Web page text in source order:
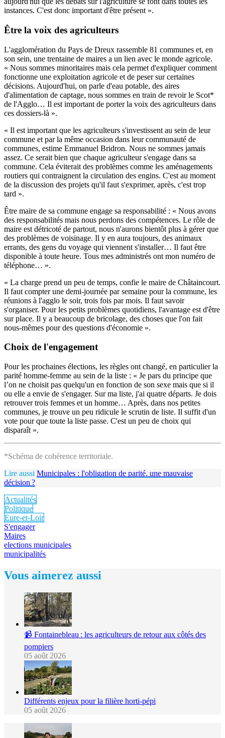
instances. C'est donc important d'être présent ».
Être la voix des agriculteurs
L'agglomération du Pays de Dreux rassemble 81 communes et, en
son sein, une trentaine de maires a un lien avec le monde agricole.
« Nous sommes minoritaires mais cela permet d'expliquer comment
fonctionne une exploitation agricole et de peser sur certaines
décisions. Aujourd'hui, on parle d'eau potable, des aires
d'alimentation de captage, nous sommes en train de revoir le Scot*
de l'Agglo… Il est important de porter la voix des agriculteurs dans
ces dossiers-là ».
« Il est important que les agriculteurs s'investissent au sein de leur
commune et par la même occasion dans leur communauté de
communes, estime Emmanuel Bridron. Nous ne sommes jamais
assez. Ce serait bien que chaque agriculteur s'engage dans sa
commune. Cela éviterait des problèmes comme les aménagements
routiers qui contraignent la circulation des engins. C'est au moment
de la discussion des projets qu'il faut s'exprimer, après, c'est trop
tard ».
Être maire de sa commune engage sa responsabilité : « Nous avons
des responsabilités mais nous perdons des compétences. Le rôle de
maire est détricoté de partout, nous n'aurons bientôt plus à gérer que
des problèmes de voisinage. Il y en aura toujours, des animaux
errants, des gens du voyage qui viennent s'installer… Il faut être
disponible à toute heure. Tous mes administrés ont mon numéro de
téléphone… ».
« La charge prend un peu de temps, confie le maire de Châtaincourt.
Il faut compter une demi-journée par semaine pour la commune, les
réunions à l'agglo le soir, trois fois par mois. Il faut savoir
s'organiser. Pour les petits problèmes quotidiens, l'avantage est d'être
sur place. Il y a beaucoup de bricolage, des choses que l'on fait
nous-mêmes pour des questions d'économie ».
Choix de l'engagement
Pour les prochaines élections, les règles ont changé, en particulier la
parité homme-femme au sein de la liste : « Je pars du principe que
l’on ne choisit pas quelqu'un en fonction de son sexe mais que si il
ou elle a envie de s'engager. Sur ma liste, j'ai quatre départs. Je dois
retrouver trois femmes et un homme… Après, dans nos petites
communes, je trouve un peu ridicule le scrutin de liste. Il suffit d'un
vote pour que toute la liste passe. C'est un peu de choix qui
disparaît ».
*Schéma de cohérence territoriale.
Lire aussi Municipales : l'obligation de parité, une mauvaise
décision ?
Actualités
Politique
Eure-et-Loir
S'engager
Maires
elections municipales
municipalités
Vous aimerez aussi
📹 Fontainebleau : les agriculteurs de retour aux côtés des
pompiers
05 août 2026
Différents enjeux pour la filière horti-pépi
05 août 2026